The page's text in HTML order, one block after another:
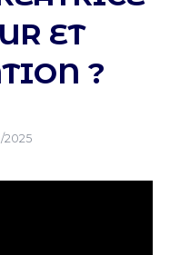
ET
?
2025